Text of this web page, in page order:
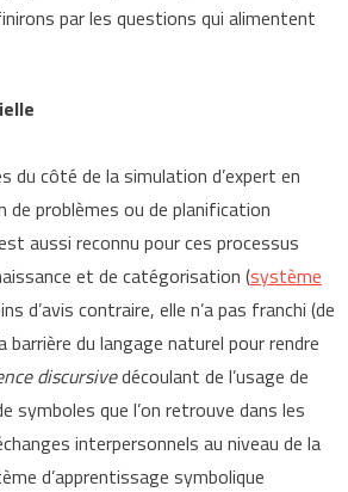
par les questions qui alimentent
du côté de la simulation d’expert en
problèmes ou de planification
aussi reconnu pour ces processus
et de catégorisation (système
d’avis contraire, elle n’a pas franchi (de
du langage naturel pour rendre
discursivedécoulant de l’usage de
symboles que l’on retrouve dans les
interpersonnels au niveau de la
d’apprentissage symbolique